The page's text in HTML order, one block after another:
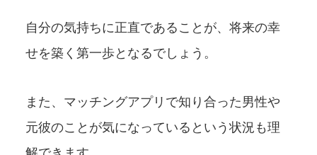
自分の気持ちに正直であることが、将来の幸
せを築く第一歩となるでしょう。
また、マッチングアプリで知り合った男性や
元彼のことが気になっているという状況も理